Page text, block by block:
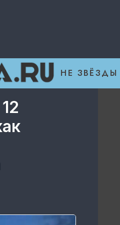
НЕ ЗВЁЗДЫ